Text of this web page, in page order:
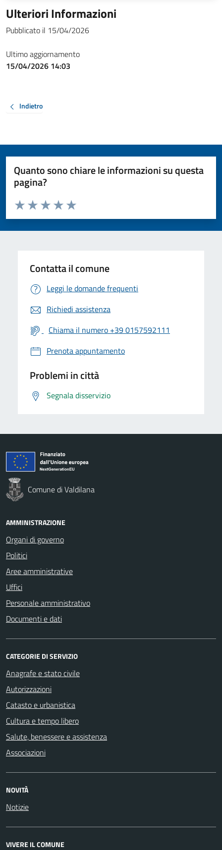
Ulteriori Informazioni
Pubblicato il 15/04/2026
Ultimo aggiornamento
15/04/2026 14:03
Indietro
Quanto sono chiare le informazioni su questa
pagina?
Valuta da 1 a 5 stelle la pagina
Valuta 5 stelle su 5
Valuta 4 stelle su 5
Valuta 3 stelle su 5
Valuta 2 stelle su 5
Valuta 1 stelle su 5
Contatta il comune
Leggi le domande frequenti
Richiedi assistenza
Chiama il numero +39 0157592111
Prenota appuntamento
Problemi in città
Segnala disservizio
Comune di Valdilana
AMMINISTRAZIONE
Organi di governo
Politici
Aree amministrative
Uffici
Personale amministrativo
Documenti e dati
CATEGORIE DI SERVIZIO
Anagrafe e stato civile
Autorizzazioni
Catasto e urbanistica
Cultura e tempo libero
Salute, benessere e assistenza
Associazioni
NOVITÀ
Notizie
VIVERE IL COMUNE